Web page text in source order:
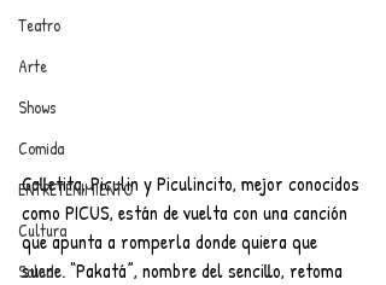
PARA MÁS INFORMACIÓN:
dinamicaseltrendytop@gmail.com
Teatro
Arte
Shows
Comida
ENTRETENIMIENTO
Cultura
Salud
Galletita, Piculin y Piculincito, mejor conocidos
como PICUS, están de vuelta con una canción
que apunta a romperla donde quiera que
suene. “Pakatá”, nombre del sencillo, retoma